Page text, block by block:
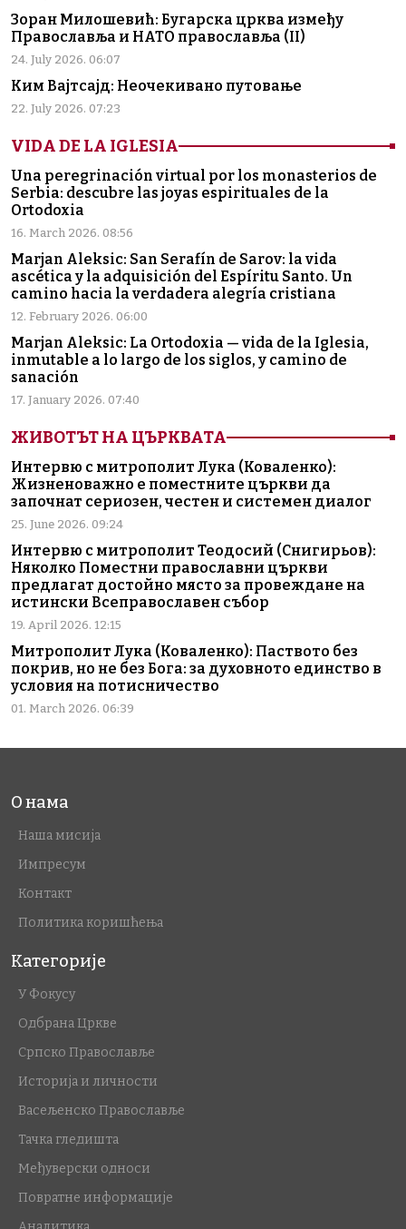
Зоран Милошевић: Бугарска црква између
Православља и НАТО православља (II)
24. July 2026. 06:07
Ким Вајтсајд: Неочекивано путовање
22. July 2026. 07:23
VIDA DE LA IGLESIA
Una peregrinación virtual por los monasterios de
Serbia: descubre las joyas espirituales de la
Ortodoxia
16. March 2026. 08:56
Marjan Aleksic: San Serafín de Sarov: la vida
ascética y la adquisición del Espíritu Santo. Un
camino hacia la verdadera alegría cristiana
12. February 2026. 06:00
Marjan Aleksic: La Ortodoxia — vida de la Iglesia,
inmutable a lo largo de los siglos, y camino de
sanación
17. January 2026. 07:40
ЖИВОТЪТ НА ЦЪРКВАТА
Интервю с митрополит Лука (Коваленко):
Жизненоважно е поместните църкви да
започнат сериозен, честен и системен диалог
25. June 2026. 09:24
Интервю с митрополит Теодосий (Снигирьов):
Няколко Поместни православни църкви
предлагат достойно място за провеждане на
истински Всеправославен събор
19. April 2026. 12:15
Митрополит Лука (Коваленко): Паството без
покрив, но не без Бога: за духовното единство в
условия на потисничество
01. March 2026. 06:39
О нама
Наша мисија
Импресум
Контакт
Политика коришћења
Категорије
У Фокусу
Одбрана Цркве
Српско Православље
Историја и личности
Васељенско Православље
Тачка гледишта
Међуверски односи
Повратне информације